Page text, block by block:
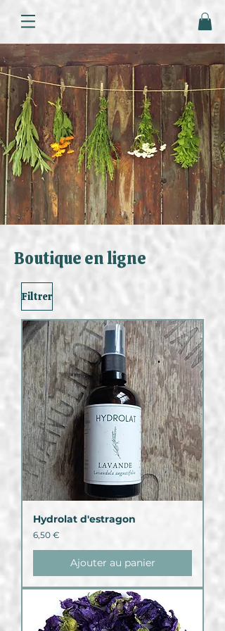
Boutique en ligne
Filtrer
Hydrolat d'estragon
Prix
6,50 €
Ajouter au panier